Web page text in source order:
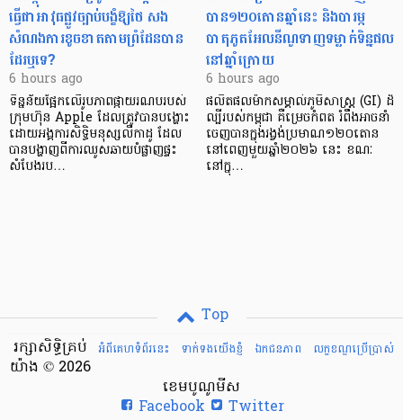
ធ្វើជាអាវុធផ្លូវច្បាប់បង្ខំឱ្យថៃ សង
សំណងការខូចខាតតាមព្រំដែនបាន
ដែរឬទេ?​
6 hours ago
ទិន្នន័យផ្អែកលើរូបភាពផ្កាយរណបរបស់
ក្រុមហ៊ុន Apple ដែលត្រូវបានបង្ហោះ
ដោយអង្គការសិទ្ធិមនុស្សលីកាដូ ដែល
បានបង្ហាញពីការឈូសឆាយបំផ្លាញផ្ទះ
សំបែងរប…
បាន១២០តោនឆ្នាំនេះ និងបារម្ភ
បាតុភូតអែលនីណូទាញទម្លាក់ទិន្នផល
នៅឆ្នាំក្រោយ
6 hours ago
ផលិតផលម៉ាកសម្គាល់ភូមិសាស្ត្រ (GI) ដ៏
ល្បីរបស់កម្ពុជា គឺម្រេចកំពត រំពឹងអាចនាំ
ចេញបានក្នុងរង្វង់ប្រមាណ១២០តោន
នៅពេញមួយឆ្នាំ២០២៦ នេះ ខណៈ
នៅក្នុ…
Top
អំពីគេហទំព័រនេះ
ទាក់ទងយើងខ្ញំ ឯកជនភាព លក្ខខណ្ឌ​ប្រើ​ប្រាស់
រក្សាសិទ្ធិគ្រប់
យ៉ាង © 2026
ខេមបូណូមីស
Facebook
Twitter